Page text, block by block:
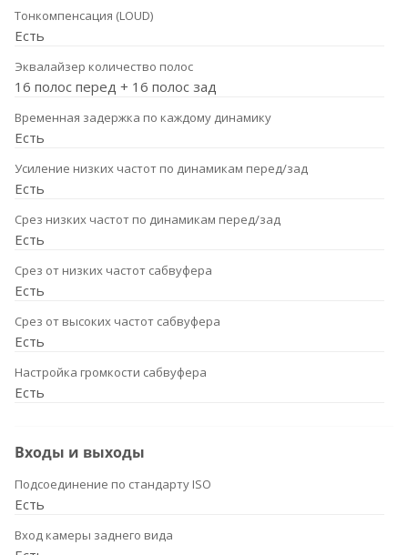
Тонкомпенсация (LOUD)
Есть
Эквалайзер количество полос
16 полос перед + 16 полос зад
Временная задержка по каждому динамику
Есть
Усиление низких частот по динамикам перед/зад
Есть
Срез низких частот по динамикам перед/зад
Есть
Срез от низких частот сабвуфера
Есть
Срез от высоких частот сабвуфера
Есть
Настройка громкости сабвуфера
Есть
Входы и выходы
Подсоединение по стандарту ISO
Есть
Вход камеры заднего вида